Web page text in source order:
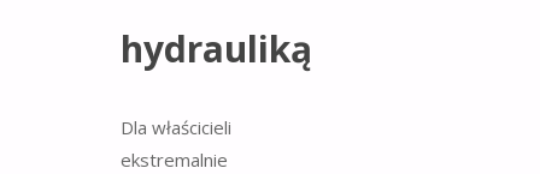
hydrauliką
Dla właścicieli
ekstremalnie